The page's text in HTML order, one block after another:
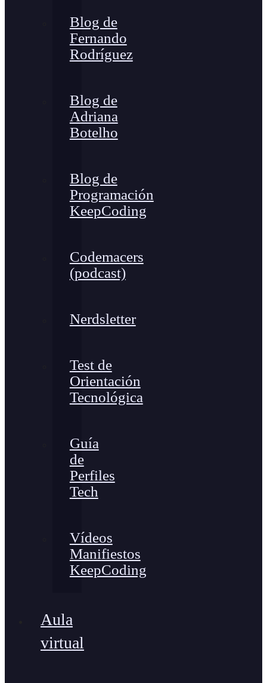
Blog de
Fernando
Rodríguez
Blog de
Adriana
Botelho
Blog de
Programación
KeepCoding
Codemacers
(podcast)
Nerdsletter
Test de
Orientación
Tecnológica
Guía
de
Perfiles
Tech
Vídeos
Manifiestos
KeepCoding
Aula
virtual